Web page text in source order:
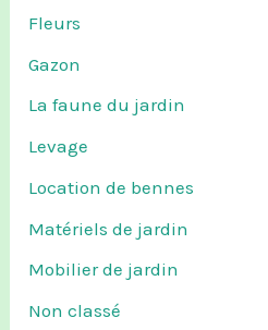
Fleurs
Gazon
La faune du jardin
Levage
Location de bennes
Matériels de jardin
Mobilier de jardin
Non classé